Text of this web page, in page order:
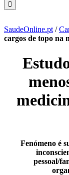
SaudeOnline.pt /
cargos de topo na
Fenómeno é
pessoal/